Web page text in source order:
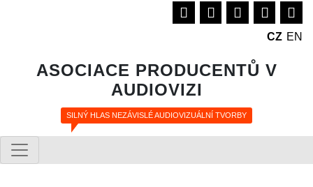
CZ EN
ASOCIACE PRODUCENTŮ V
AUDIOVIZI
SILNÝ HLAS NEZÁVISLÉ AUDIOVIZUÁLNÍ TVORBY